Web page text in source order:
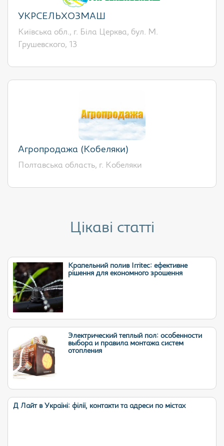
УКРСЕЛЬХОЗМАШ
Київська обл., г. Біла Церква, бул. М.
Грушевского, 13
Агропродажа (Кобеляки)
Полтавська область, г. Кобеляки
Цікаві статті
Крапельний полив Irritec: ефективне
рішення для економного зрошення
Электрический теплый пол: особенности
выбора и правила монтажа систем
отопления
Д Лайт в Україні: філії, контакти та адреси по містах